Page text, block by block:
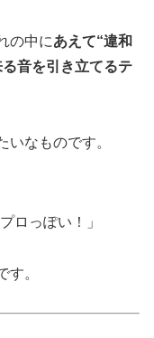
の中にあえて“違和
音を引き立てるテ
なものです。
ロっぽい！」
す。